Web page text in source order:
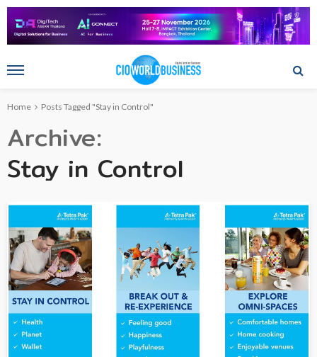
Home Posts Tagged "Stay in Control"
Archive
Stay in Control